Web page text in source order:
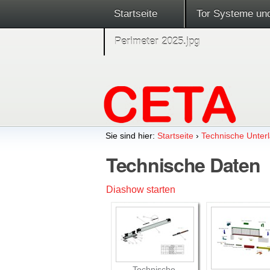
Startseite Tor Systeme
Perimeter 2025.jpg
Sie sind hier: Startseite ›Technische
Technische Daten
Diashow starten